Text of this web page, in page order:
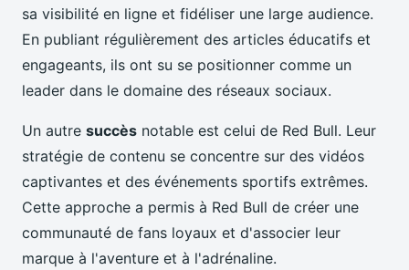
sa visibilité en ligne et fidéliser une large audience.
En publiant régulièrement des articles éducatifs et
engageants, ils ont su se positionner comme un
leader dans le domaine des réseaux sociaux.
Un autre succès notable est celui de Red Bull. Leur
stratégie de contenu se concentre sur des vidéos
captivantes et des événements sportifs extrêmes.
Cette approche a permis à Red Bull de créer une
communauté de fans loyaux et d'associer leur
marque à l'aventure et à l'adrénaline.